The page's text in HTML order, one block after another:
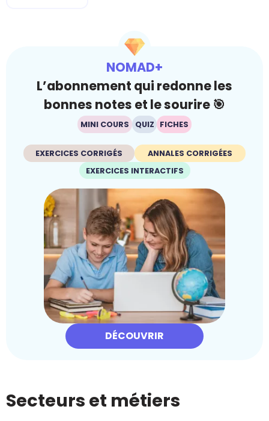
NOMAD+
L’abonnement qui redonne les
bonnes notes et le sourire 🎯
MINI COURS QUIZ FICHES
EXERCICES CORRIGÉS
ANNALES CORRIGÉES
EXERCICES INTERACTIFS
DÉCOUVRIR
Secteurs et métiers